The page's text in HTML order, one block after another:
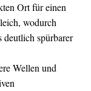
Ort für einen
wodurch
deutlich spürbarer
Wellen und